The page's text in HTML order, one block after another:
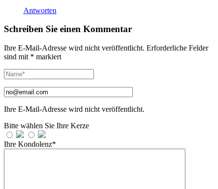
Antworten
Schreiben Sie einen Kommentar
Ihre E-Mail-Adresse wird nicht veröffentlicht. Erforderliche Felder
sind mit * markiert
Ihre E-Mail-Adresse wird nicht veröffentlicht.
Bitte wählen Sie Ihre Kerze
Ihre Kondolenz*